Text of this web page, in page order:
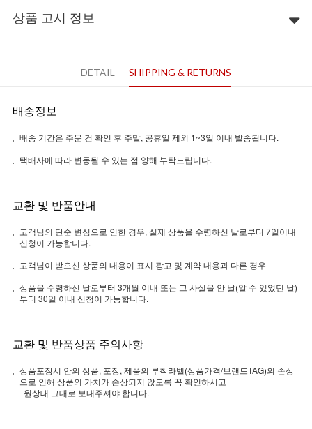
상품 고시 정보
DETAIL SHIPPING & RETURNS
배송정보
배송 기간은 주문 건 확인 후 주말, 공휴일 제외 1~3일 이내 발송됩니다.
택배사에 따라 변동될 수 있는 점 양해 부탁드립니다.
교환 및 반품안내
고객님의 단순 변심으로 인한 경우, 실제 상품을 수령하신 날로부터 7일이내
신청이 가능합니다.
고객님이 받으신 상품의 내용이 표시 광고 및 계약 내용과 다른 경우
상품을 수령하신 날로부터 3개월 이내 또는 그 사실을 안 날(알 수 있었던 날)
부터 30일 이내 신청이 가능합니다.
교환 및 반품상품 주의사항
상품포장시 안의 상품, 포장, 제품의 부착라벨(상품가격/브랜드TAG)의 손상
으로 인해 상품의 가치가 손상되지 않도록 꼭 확인하시고
원상태 그대로 보내주셔야 합니다.